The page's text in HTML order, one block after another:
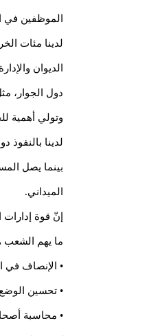
الموظفين في
الديوان
دول الجوار،
وتولي أهمية
لدينا
الميداني.
إنّ قوة
ما يهم الشعب
• الإنصاف في
• تحسين الوضع
• محاسبة